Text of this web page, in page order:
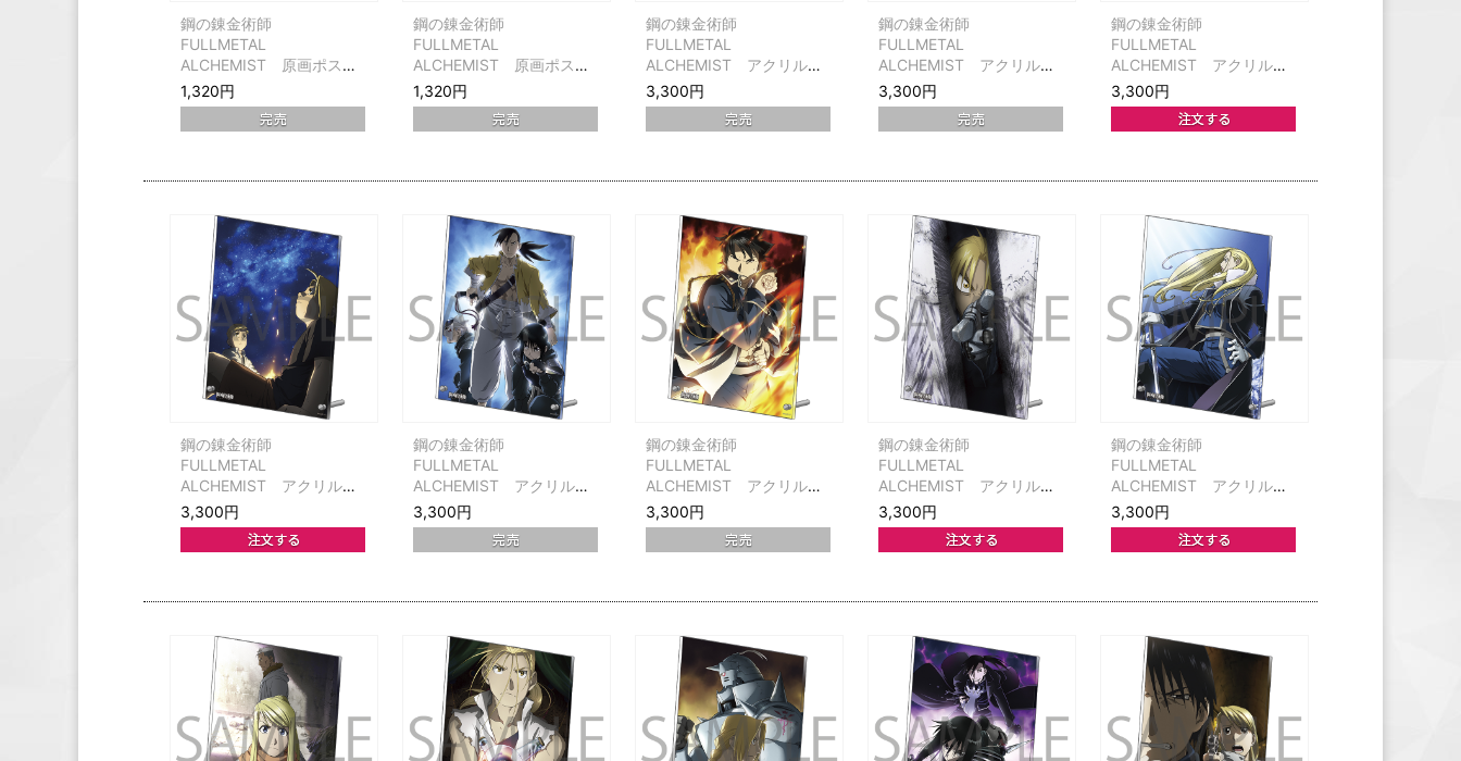
鋼の錬金術師
FULLMETAL
ALCHEMIST 原画ポスト
カードセット ジャケット
第1～8巻
1,320円
鋼の錬金術師
FULLMETAL
ALCHEMIST 原画ポスト
カードセット ジャケット
第9～16巻
1,320円
鋼の錬金術師
FULLMETAL
ALCHEMIST アクリルパ
ネル ジャケット第1巻
3,300円
鋼の錬金術師
FULLMETAL
ALCHEMIST アクリルパ
ネル ジャケット第2巻
3,300円
鋼の錬金術師
FULLMETAL
ALCHEMIST アクリルパ
ネル ジャケット第3巻
3,300円
鋼の錬金術師
FULLMETAL
ALCHEMIST アクリルパ
ネル ジャケット第4巻
3,300円
鋼の錬金術師
FULLMETAL
ALCHEMIST アクリルパ
ネル ジャケット第5巻
3,300円
鋼の錬金術師
FULLMETAL
ALCHEMIST アクリルパ
ネル ジャケット第6巻
3,300円
鋼の錬金術師
FULLMETAL
ALCHEMIST アクリルパ
ネル ジャケット第7巻
3,300円
鋼の錬金術師
FULLMETAL
ALCHEMIST アクリルパ
ネル ジャケット第9巻
3,300円